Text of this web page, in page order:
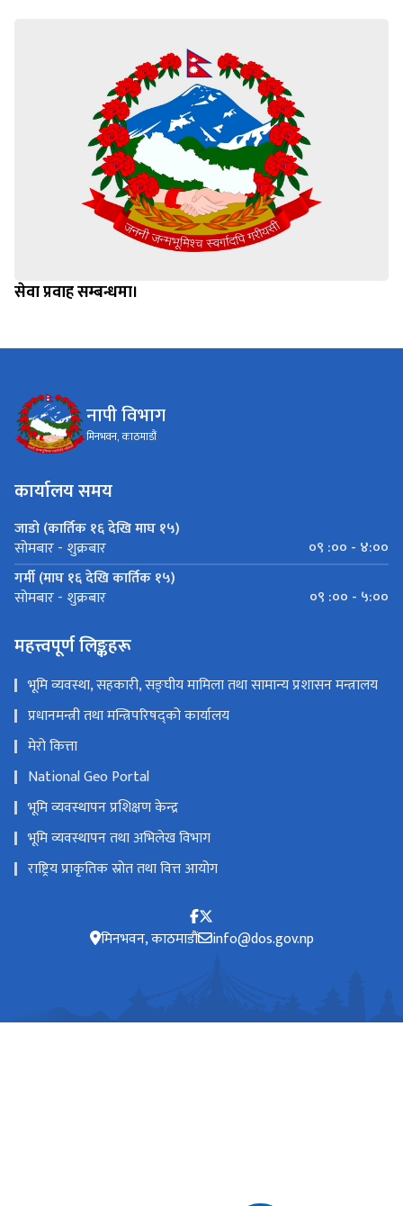
सेवा प्रवाह सम्बन्धमा।
नापी विभाग
मिनभवन, काठमाडौं
कार्यालय समय
जाडो (कार्तिक १६ देखि माघ १५)
सोमबार - शुक्रबार
०९ :०० - ४:००
गर्मी (माघ १६ देखि कार्तिक १५)
सोमबार - शुक्रबार ०९ :०० - ५:००
महत्त्वपूर्ण लिङ्कहरू
भूमि व्यवस्था, सहकारी, सङ्घीय मामिला तथा सामान्य प्रशासन मन्त्रालय
प्रधानमन्त्री तथा मन्त्रिपरिषद्को कार्यालय
मेरो कित्ता
National Geo Portal
भूमि व्यवस्थापन प्रशिक्षण केन्द्र
भूमि व्यवस्थापन तथा अभिलेख विभाग
राष्ट्रिय प्राकृतिक स्रोत तथा वित्त आयोग
मिनभवन, काठमाडौं info@dos.gov.np